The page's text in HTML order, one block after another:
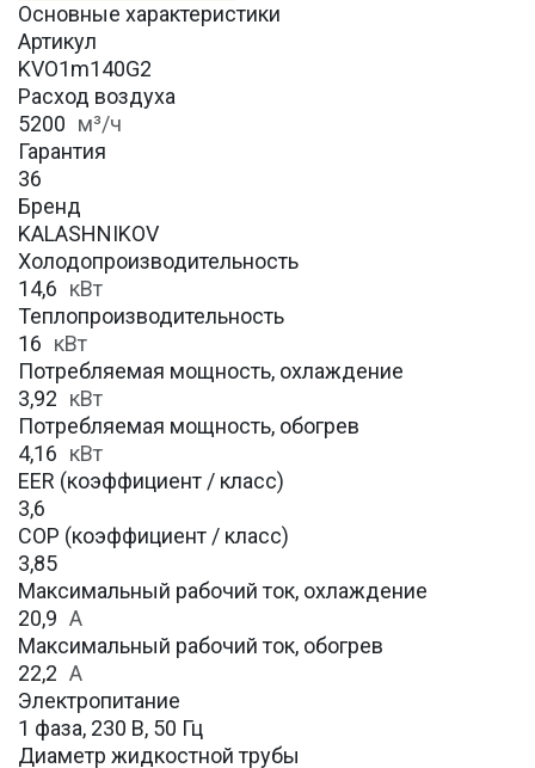
Основные характеристики
Артикул
KVO1m140G2
Расход воздуха
5200 м³/ч
Гарантия
36
Бренд
KALASHNIKOV
Холодопроизводительность
14,6 кВт
Теплопроизводительность
16 кВт
Потребляемая мощность, охлаждение
3,92 кВт
Потребляемая мощность, обогрев
4,16 кВт
EER (коэффициент / класс)
3,6
COP (коэффициент / класс)
3,85
Максимальный рабочий ток, охлаждение
20,9 A
Максимальный рабочий ток, обогрев
22,2 А
Электропитание
1 фаза, 230 В, 50 Гц
Диаметр жидкостной трубы